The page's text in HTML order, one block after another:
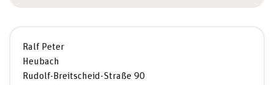
Ralf Peter
Heubach
Rudolf-Breitscheid-Straße 90